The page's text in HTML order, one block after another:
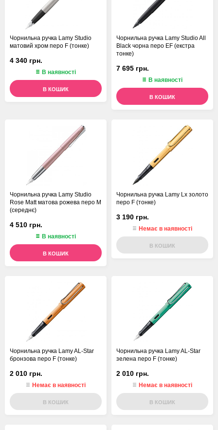
Чорнильна ручка Lamy Studio
матовий хром перо F (тонке)
4 340 грн.
В наявності
В КОШИК
Чорнильна ручка Lamy Studio All
Black чорна перо EF (екстра
тонке)
7 695 грн.
В наявності
В КОШИК
Чорнильна ручка Lamy Studio
Rose Matt матова рожева перо M
(середнє)
4 510 грн.
В наявності
В КОШИК
Чорнильна ручка Lamy Lx золото
перо F (тонке)
3 190 грн.
Немає в наявності
В КОШИК
Чорнильна ручка Lamy AL-Star
бронзова перо F (тонке)
2 010 грн.
Немає в наявності
В КОШИК
Чорнильна ручка Lamy AL-Star
зелена перо F (тонке)
2 010 грн.
Немає в наявності
В КОШИК